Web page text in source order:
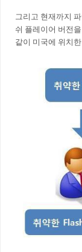
그리고 현재까지
쉬 플레이어 버전
같이 미국에 위치